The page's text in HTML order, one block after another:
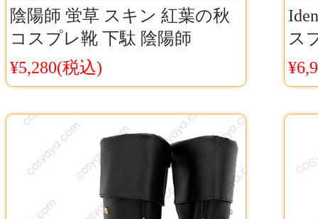
陰陽師 蛍草 スキン 紅葉の秋
コスプレ靴 下駄 陰陽師
Onmyoji 蛍草下駄 汎用 コス靴
¥5,280(税込)
ス
ィ